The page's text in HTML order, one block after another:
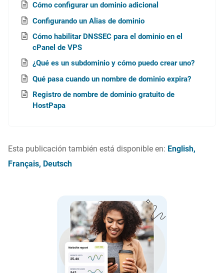
Cómo configurar un dominio adicional
Configurando un Alias de dominio
Cómo habilitar DNSSEC para el dominio en el
cPanel de VPS
¿Qué es un subdominio y cómo puedo crear uno?
Qué pasa cuando un nombre de dominio expira?
Registro de nombre de dominio gratuito de
HostPapa
Esta publicación también está disponible en: English
Français Deutsch